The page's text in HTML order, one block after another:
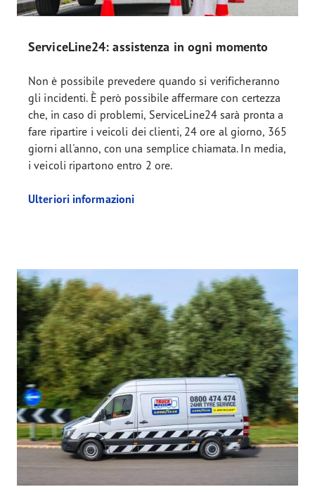
ServiceLine24: assistenza in ogni momento
Non è possibile prevedere quando si verificheranno
gli incidenti. È però possibile affermare con certezza
che, in caso di problemi, ServiceLine24 sarà pronta a
fare ripartire i veicoli dei clienti, 24 ore al giorno, 365
giorni all'anno, con una semplice chiamata. In media,
i veicoli ripartono entro 2 ore.
Ulteriori informazioni